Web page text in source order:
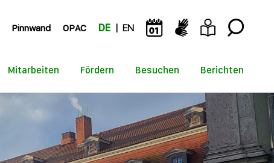
Pinnwand OPAC DE EN
Mitarbeiten Fördern Besuchen Berichten